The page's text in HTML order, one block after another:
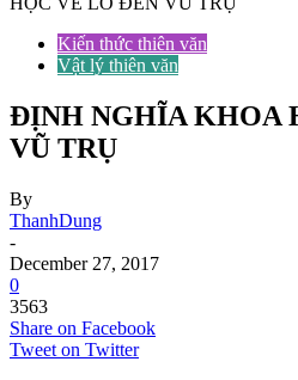
Kiến thức thiên văn
Vật lý thiên văn
ĐỊNH NGHĨA KHOA
VŨ TRỤ
By
ThanhDung
-
December 27, 2017
0
3563
Share on Facebook
Tweet on Twitter